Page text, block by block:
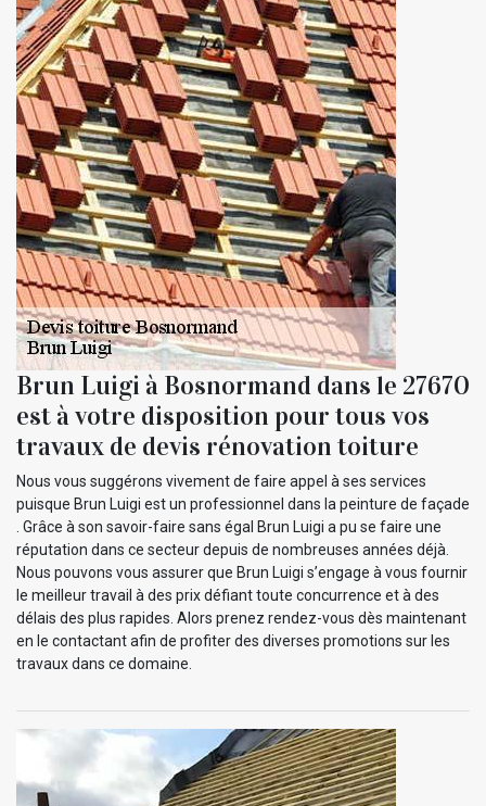
Brun Luigi à Bosnormand dans le 27670
est à votre disposition pour tous vos
travaux de devis rénovation toiture
Nous vous suggérons vivement de faire appel à ses services
puisque Brun Luigi est un professionnel dans la peinture de façade
. Grâce à son savoir-faire sans égal Brun Luigi a pu se faire une
réputation dans ce secteur depuis de nombreuses années déjà.
Nous pouvons vous assurer que Brun Luigi s’engage à vous fournir
le meilleur travail à des prix défiant toute concurrence et à des
délais des plus rapides. Alors prenez rendez-vous dès maintenant
en le contactant afin de profiter des diverses promotions sur les
travaux dans ce domaine.